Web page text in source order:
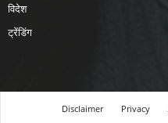
विदेश
ट्रेंडिंग
Disclaimer Privacy